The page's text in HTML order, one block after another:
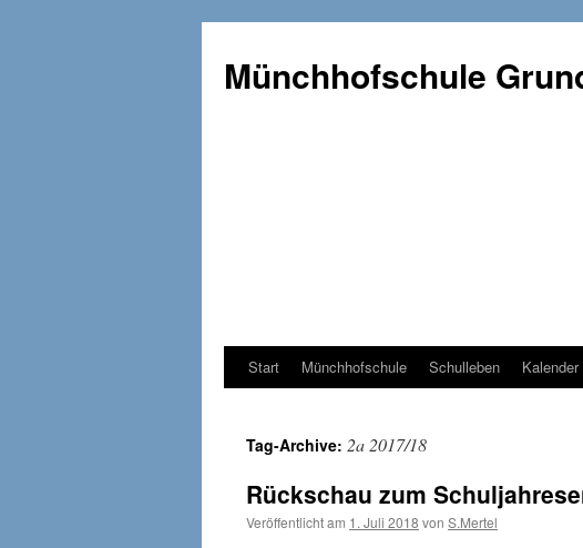
Münchhofschule
Weiter
Content
Start Münchhofschule Schulleben Kalender
Tag-Archive: 2a 2017/18
Rückschau zum
Veröffentlicht am 1. Juli 2018 von S.Mertel